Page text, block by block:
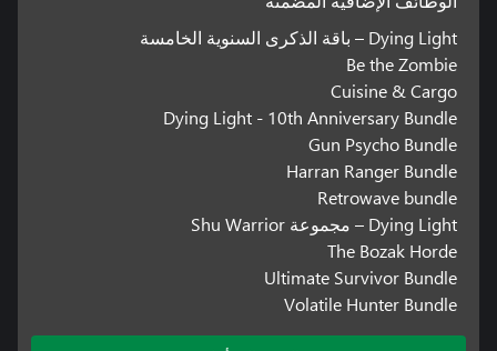
Dying Light – باقة الذكرى السنوية الخامسة
Be the Zombie
Cuisine & Cargo
Dying Light - 10th Anniversary Bundle
Gun Psycho Bundle
Harran Ranger Bundle
Retrowave bundle
Dying Light – مجموعة Shu Warrior
The Bozak Horde
Ultimate Survivor Bundle
Volatile Hunter Bundle